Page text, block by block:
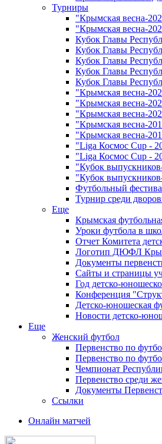
Турниры
"Крымская весна-
"Крымская весна-
Кубок Главы
Кубок Главы
Кубок Главы
Кубок Главы
Кубок Главы
"Крымская весна-
"Крымская весна-
"Крымская весна-
"Крымская весна-
"Крымская весна-
"Liga Космос Cup -
"Liga Космос Cup -
"Кубок
"Кубок
Футбольный
Турнир среди
Еще
Крымская
Уроки футбола в
Отчет Комитета
Логотип ДЮФЛ
Документы
Сайты и страницы
Год детско-
Конференция
Детско-юношеская
Новости детско-
Еще
Женский футбол
Первенство по
Первенство по
Чемпионат
Первенство среди
Документы
Ссылки
Онлайн матчей